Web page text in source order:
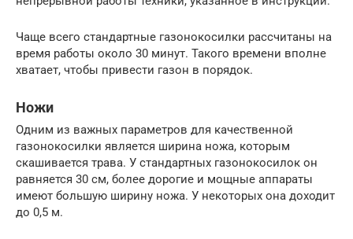
Чаще всего стандартные газонокосилки рассчитаны на
время работы около 30 минут. Такого времени вполне
хватает, чтобы привести газон в порядок.
Ножи
Одним из важных параметров для качественной
газонокосилки является ширина ножа, которым
скашивается трава. У стандартных газонокосилок он
равняется 30 см, более дорогие и мощные аппараты
имеют большую ширину ножа. У некоторых она доходит
до 0,5 м.